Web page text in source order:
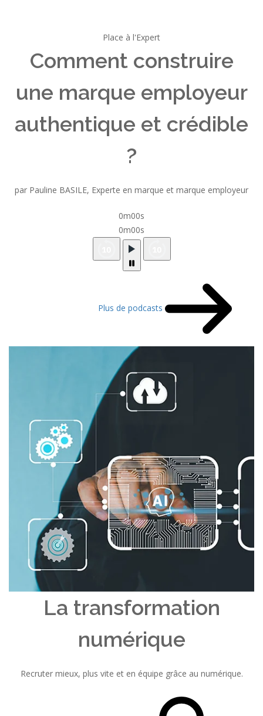
Place à l'Expert
Comment construire
une marque employeur
authentique et crédible
?
par Pauline BASILE, Experte en marque et marque employeur
0m00s
0m00s
Plus de podcasts
La transformation
numérique
Recruter mieux, plus vite et en équipe grâce au numérique.